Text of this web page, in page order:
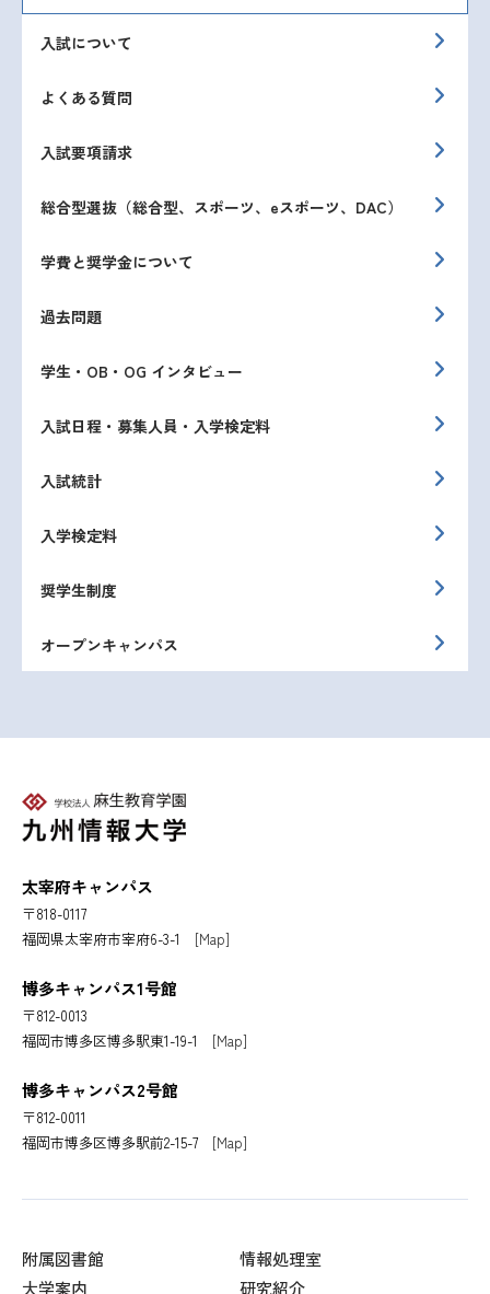
入試について
よくある質問
入試要項請求
総合型選抜（総合型、スポーツ、eスポーツ、DAC）
学費と奨学金について
過去問題
学生・OB・OG インタビュー
入試日程・募集人員・入学検定料
入試統計
入学検定料
奨学生制度
オープンキャンパス
太宰府キャンパス
〒818-0117
福岡県太宰府市宰府6-3-1 [Map]
博多キャンパス1号館
〒812-0013
福岡市博多区博多駅東1-19-1 [Map]
博多キャンパス2号館
〒812-0011
福岡市博多区博多駅前2-15-7 [Map]
附属図書館
情報処理室
大学案内
研究紹介